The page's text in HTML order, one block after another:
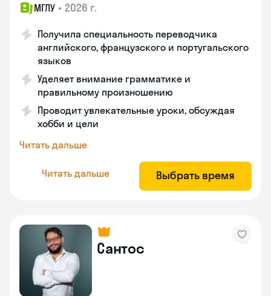
МГЛУ • 2026 г.
Получила специальность переводчика
английского, французского и португальского
языков
Уделяет внимание грамматике и
правильному произношению
Проводит увлекательные уроки, обсуждая
хобби и цели
Читать дальше
Читать дальше Выбрать время
Сантос